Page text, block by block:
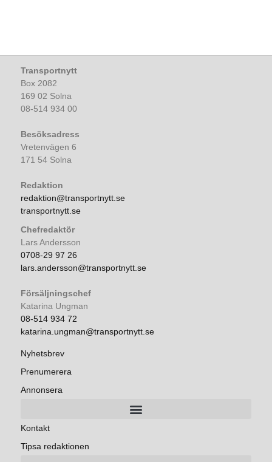
Transportnytt
Box 2082
169 02 Solna
08-514 934 00
Besöksadress
Vretenvägen 6
171 54 Solna
Redaktion
redaktion@transportnytt.se
transportnytt.se
Chefredaktör
Lars Andersson
0708-29 97 26
lars.andersson@transportnytt.se
Försäljningschef
Katarina Ungman
08-514 934 72
katarina.ungman@transportnytt.se
Nyhetsbrev
Prenumerera
Annonsera
Kontakt
Tipsa redaktionen